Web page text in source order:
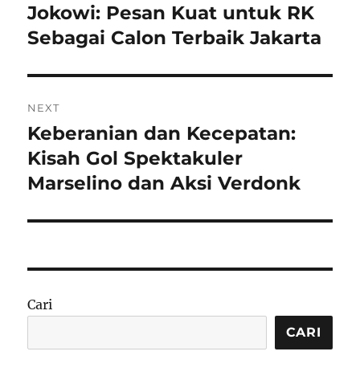
post:
Jokowi: Pesan Kuat untuk RK
Sebagai Calon Terbaik Jakarta
NEXT
Next
post:
Keberanian dan Kecepatan:
Kisah Gol Spektakuler
Marselino dan Aksi Verdonk
Cari
CARI